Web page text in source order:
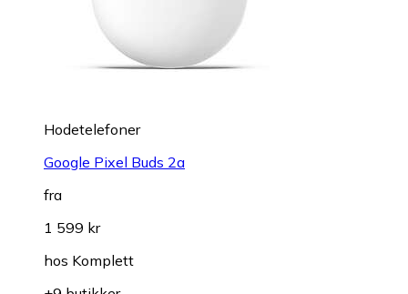
Hodetelefoner
Google Pixel Buds 2a
fra
1 599 kr
hos Komplett